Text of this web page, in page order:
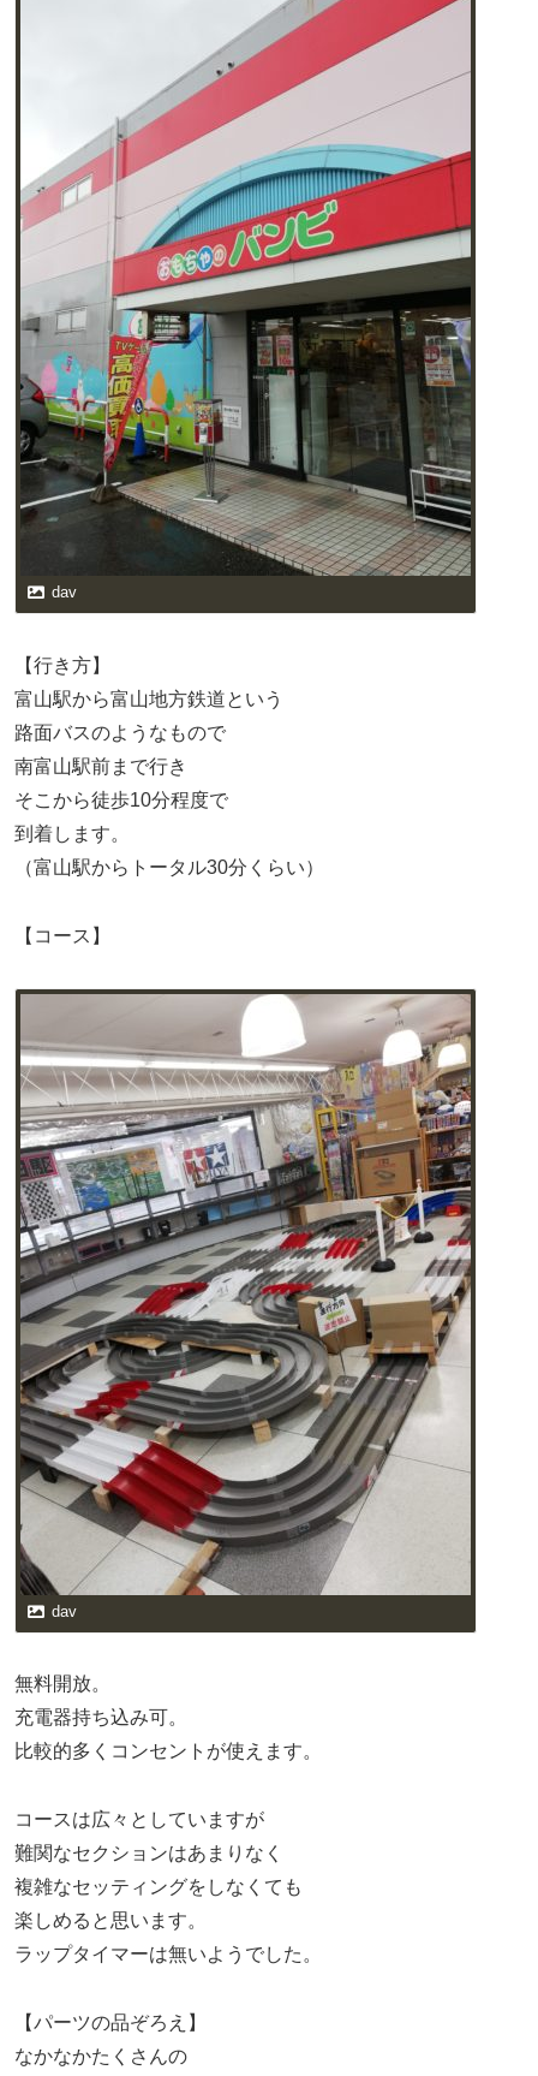
dav
【行き方】
富山駅から富山地方鉄道という
路面バスのようなもので
南富山駅前まで行き
そこから徒歩10分程度で
到着します。
（富山駅からトータル30分くらい）
【コース】
dav
無料開放。
充電器持ち込み可。
比較的多くコンセントが使えます。
コースは広々としていますが
難関なセクションはあまりなく
複雑なセッティングをしなくても
楽しめると思います。
ラップタイマーは無いようでした。
【パーツの品ぞろえ】
なかなかたくさんの